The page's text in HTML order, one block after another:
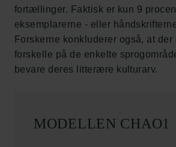
fortællinger. Faktisk er kun 9
eksemplarerne - eller
Forskerne konkluderer også, at der
forskelle på de enkelte
bevare deres litterære kulturarv.
MODELLEN CHAO1